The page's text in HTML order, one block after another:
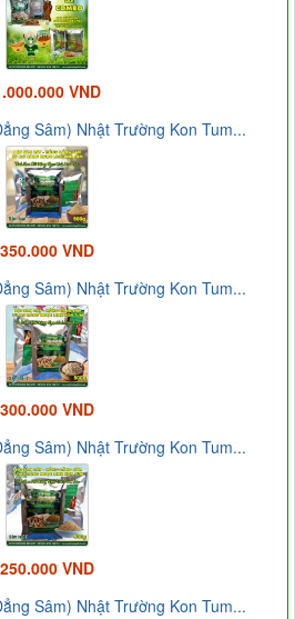
VND
Sâm) Nhật Trường Kon Tum...
350.000 VND
Sâm) Nhật Trường Kon Tum...
300.000 VND
Sâm) Nhật Trường Kon Tum...
250.000 VND
Sâm) Nhật Trường Kon Tum...